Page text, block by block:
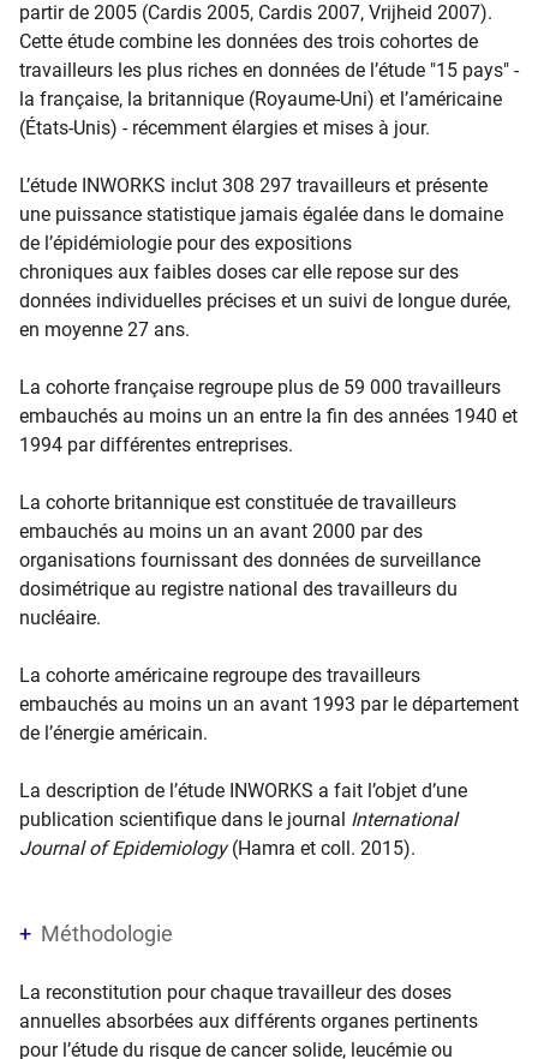
partir de 2005 (Cardis 2005, Cardis 2007, Vrijheid 2007).
Cette étude combine les données des trois cohortes de
travailleurs les plus riches en données de l’étude "15 pays" -
la française, la britannique (Royaume-Uni) et l’américaine
(États-Unis) - récemment élargies et mises à jour.
L’étude INWORKS inclut 308 297 travailleurs et présente
une puissance statistique jamais égalée dans le domaine
de l’épidémiologie pour des expositions
chroniques aux faibles doses car elle repose sur des
données individuelles précises et un suivi de longue durée,
en moyenne 27 ans.
La cohorte française regroupe plus de 59 000 travailleurs
embauchés au moins un an entre la fin des années 1940 et
1994 par différentes entreprises.
La cohorte britannique est constituée de travailleurs
embauchés au moins un an avant 2000 par des
organisations fournissant des données de surveillance
dosimétrique au registre national des travailleurs du
nucléaire.
La cohorte américaine regroupe des travailleurs
embauchés au moins un an avant 1993 par le département
de l’énergie américain.
La description de l’étude INWORKS a fait l’objet d’une
publication scientifique dans le journal International
Journal of Epidemiology(Hamra et coll. 2015).
Méthodologie
La reconstitution pour chaque travailleur des doses
annuelles absorbées aux différents organes pertinents
pour l’étude du risque de cancer solide, leucémie ou